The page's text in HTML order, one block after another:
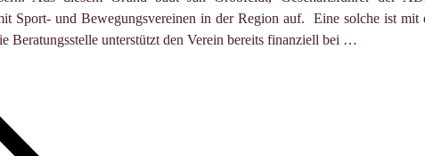
Sport- und Bewegungsvereinen in der Region auf. Eine solche ist mit
Beratungsstelle unterstützt den Verein bereits finanziell bei …